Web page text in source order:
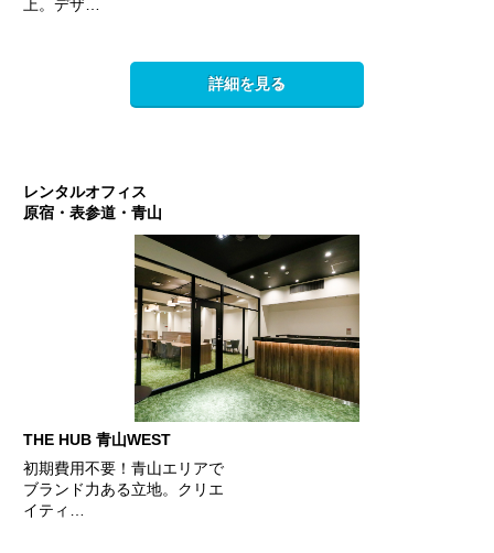
上。デザ…
詳細を見る
レンタルオフィス
原宿・表参道・青山
THE HUB 青山WEST
初期費用不要！青山エリアで
ブランド力ある立地。クリエ
イティ…